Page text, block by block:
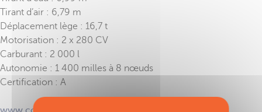
Tirant d’air : 6,79 m
Déplacement lège : 16,7 t
Motorisation : 2 x 280 CV
Carburant : 2 000 l
Autonomie : 1 400 milles à 8 nœuds
Certification : A